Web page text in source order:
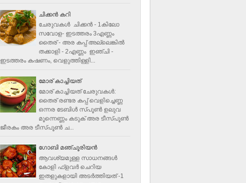
ചിക്കന്‍ കറി
ചേരുവകൾ ചിക്കന്‍ - 1കിലോ
സവോള- ഇടത്തരം 3എണ്ണം
തൈര് - അര കപ്പ്‌ അല്ലെങ്കില്‍
തക്കാളി - 2എണ്ണം ഇഞ്ചി -
ഇടത്തരം കഷണം, വെളുത്തിള്ളി...
മോര് കാച്ചിയത്
മോര് കാച്ചിയത് ചേരുവകള്‍‌:
തൈര് രണ്ടര കപ്പ് വെളിച്ചെണ്ണ
ഒന്നര ടേബിള്‍ സ്പൂണ്‍ ഉലുവ
മൂന്നെണ്ണം കടുക് അര ടീസ്പൂണ്‍
ജീരകം അര ടീസ്പൂണ്‍ ച...
ഗോബി മഞ്ചൂരിയന്‍
ആവശ്യമുള്ള സാധനങ്ങൾ
കോളി ഫ്ളവര്‍ ചെറിയ
ഇതളുകളായി അടര്‍ത്തിയത് -1